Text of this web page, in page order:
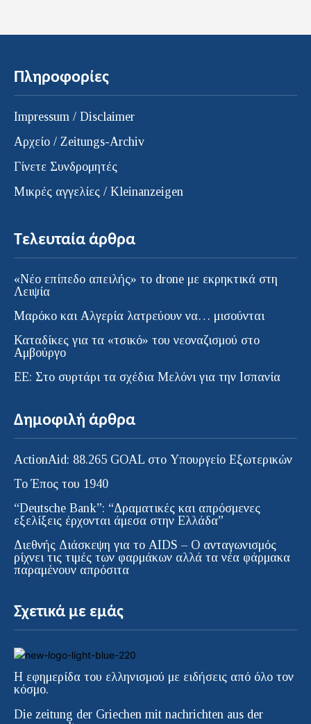
Πληροφορίες
Impressum / Disclaimer
Αρχείο / Zeitungs-Archiv
Γίνετε Συνδρομητές
Μικρές αγγελίες / Kleinanzeigen
Τελευταία άρθρα
«Νέο επίπεδο απειλής» το drone με εκρηκτικά στη
Λειψία
Μαρόκο και Αλγερία λατρεύουν να… μισούνται
Καταδίκες για τα «τσικό» του νεοναζισμού στο
Αμβούργο
ΕΕ: Στο συρτάρι τα σχέδια Μελόνι για την Ισπανία
Δημοφιλή άρθρα
ActionAid: 88.265 GOAL στο Υπουργείο Εξωτερικών
Το Έπος του 1940
“Deutsche Bank”: “Δραματικές και απρόσμενες
εξελίξεις έρχονται άμεσα στην Ελλάδα”
Διεθνής Διάσκεψη για το AIDS – Ο ανταγωνισμός
ρίχνει τις τιμές των φαρμάκων αλλά τα νέα φάρμακα
παραμένουν απρόσιτα
Σχετικά με εμάς
Η εφημερίδα του ελληνισμού με ειδήσεις από όλο τον
κόσμο.
Die zeitung der Griechen mit nachrichten aus der